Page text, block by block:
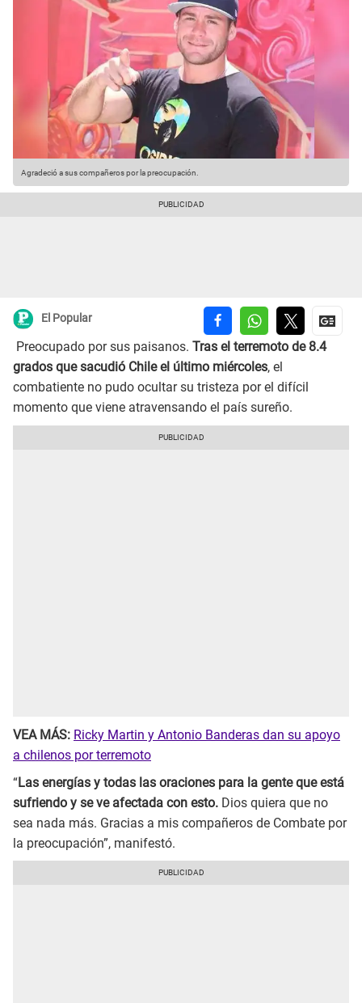
Agradeció a sus compañeros por la preocupación.
El Popular
Preocupado por sus paisanos. Tras el terremoto de 8.4
grados que sacudió Chile el último miércoles, el
combatiente no pudo ocultar su tristeza por el difícil
momento que viene atravensando el país sureño.
VEA MÁS: Ricky Martin y Antonio Banderas dan su apoyo
a chilenos por terremoto
“Las energías y todas las oraciones para la gente que está
sufriendo y se ve afectada con esto. Dios quiera que no
sea nada más. Gracias a mis compañeros de Combate por
la preocupación”, manifestó.